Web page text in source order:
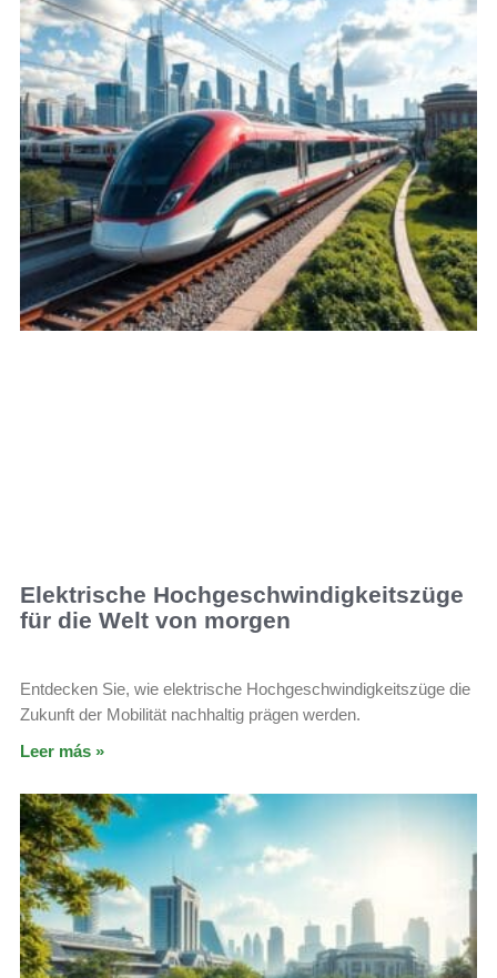
Elektrische Hochgeschwindigkeitszüge
für die Welt von morgen
Entdecken Sie, wie elektrische Hochgeschwindigkeitszüge die
Zukunft der Mobilität nachhaltig prägen werden.
Leer más »